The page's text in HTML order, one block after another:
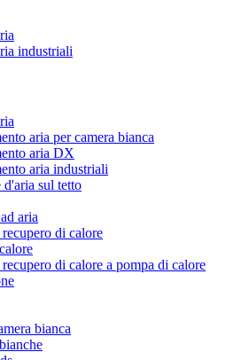
industriali
aria per camera bianca
aria DX
aria industriali
sul tetto
aria
di calore
di calore a pompa di calore
bianca